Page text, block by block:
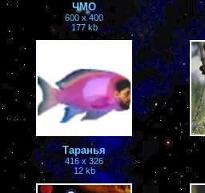
ЧМО
600 x 400
177 kb
Таранья
416 x 326
12 kb